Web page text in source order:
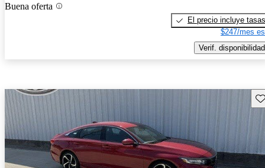
Buena oferta
El precio incluye tasas
$247/mes
Verif. disponibilidad